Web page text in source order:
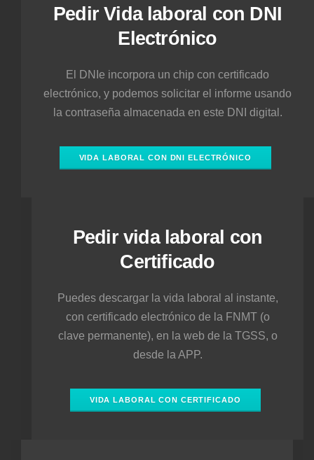
Pedir Vida laboral con DNI
Electrónico
El DNIe incorpora un chip con certificado
electrónico, y podemos solicitar el informe usando
la contraseña almacenada en este DNI digital.
VIDA LABORAL CON DNI ELECTRÓNICO
Pedir vida laboral con
Certificado
Puedes descargar la vida laboral al instante,
con certificado electrónico de la FNMT (o
clave permanente), en la web de la TGSS, o
desde la APP.
VIDA LABORAL CON CERTIFICADO